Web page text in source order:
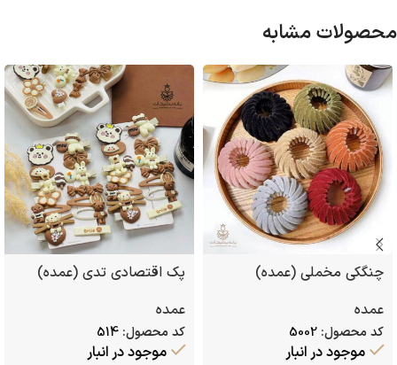
محصولات مشابه
چنگکی مخملی (عمده)
عمده
کد محصول: 5002
موجود در انبار
پک اقتصادی تدی (عمده)
عمده
کد محصول: 514
موجود در انبار